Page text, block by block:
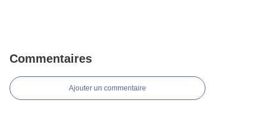
Commentaires
Ajouter un commentaire